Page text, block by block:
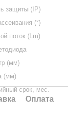
защиты (IP)
(°)
поток (Lm)
(мм)
(мм)
срок, мес.
Оплата